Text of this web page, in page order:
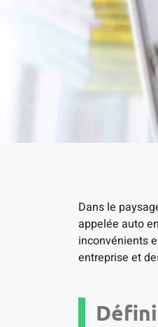
Dans le
appelée auto
inconvénients
entreprise et